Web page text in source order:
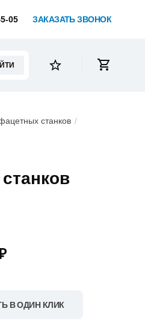
05 ЗАКАЗАТЬ ЗВОНОК
станков
В ОДИН КЛИК